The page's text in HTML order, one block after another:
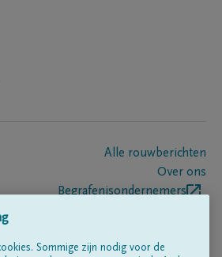
Alle rouwberichten
Over ons
Begrafenisondernemers
Sommige zijn nodig voor de